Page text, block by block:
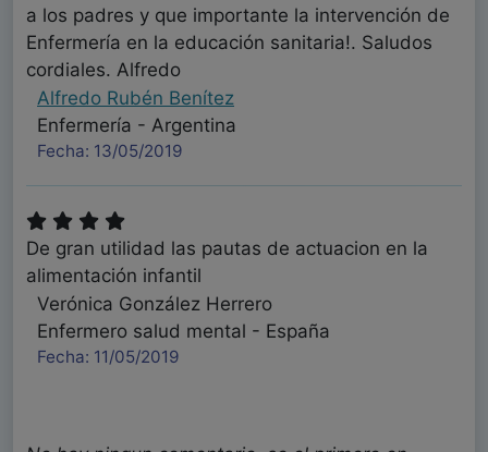
a los padres y que importante la intervención de
Enfermería en la educación sanitaria!. Saludos
cordiales. Alfredo
Alfredo Rubén Benítez
Enfermería - Argentina
Fecha: 13/05/2019
De gran utilidad las pautas de actuacion en la
alimentación infantil
Verónica González Herrero
Enfermero salud mental - España
Fecha: 11/05/2019